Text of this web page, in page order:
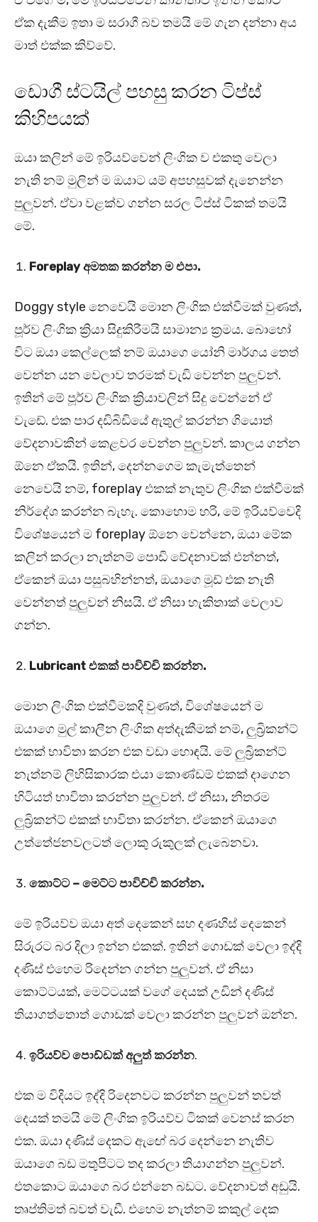
ඒක දැකීම ඉතා ම සරාගී බව තමයි මේ ගැන දන්නා අය
මාත් එක්ක කිව්වේ.
ඩොගී ස්ටයිල් පහසු කරන ටිප්ස්
කිහිපයක්
ඔයා කලින් මේ ඉරියව්වෙන් ලිංගික ව එකතු වෙලා
නැති නම් මුලින් ම ඔයාට යම් අපහසුවක් දැනෙන්න
පුලුවන්. ඒවා වළක්ව ගන්න සරල ටිප්ස් ටිකක් තමයි
මේ.
Foreplay අමතක කරන්න ම එපා.
Doggy style නෙවෙයි මොන ලිංගික එක්වීමක් වුණත්,
පූර්ව ලිංගික ක්‍රියා සිදුකිරීමයි සාමාන්‍ය ක්‍රමය. බොහෝ
විට ඔයා කෙල්ලෙක් නම් ඔයාගෙ යෝනි මාර්ගය තෙත්
වෙන්න යන වෙලාව තරමක් වැඩි වෙන්න පුලුවන්.
ඉතින් මේ පූර්ව ලිංගික ක්‍රියාවලින් සිදු වෙන්නේ ඒ
වැඩේ. එක පාර දඩිබිඩියේ ඇතුල් කරන්න ගියොත්
වේදනාවකින් කෙළවර වෙන්න පුලුවන්. කාලය ගන්න
ඕනෙ ඒකයි. ඉතින්, දෙන්නගෙම කැමැත්තෙන්
නෙවෙයි නම්, foreplay එකක් නැතුව ලිංගික එක්වීමක්
නිර්දේශ කරන්න බැහැ. කොහොම හරි, මේ ඉරියව්වෙදි
විශේෂයෙන් ම foreplay ඕනෙ වෙන්නෙ, ඔයා මේක
කලින් කරලා නැත්නම් පොඩි වේදනාවක් එන්නත්,
ඒකෙන් ඔයා පසුබහින්නත්, ඔයාගෙ මූඩ් එක නැති
වෙන්නත් පුලුවන් නිසයි. ඒ නිසා හැකිතාක් වෙලාව
ගන්න.
Lubricant එකක් පාවිච්චි කරන්න.
මොන ලිංගික එක්වීමකදි වුණත්, විශේෂයෙන් ම
ඔයාගෙ මුල් කාලීන ලිංගික අත්දැකීමක් නම්, ලුබ්‍රිකන්ට්
එකක් භාවිතා කරන එක වඩා හොඳයි. මේ ලුබ්‍රිකන්ට්
නැත්නම් ලිහිසිකාරක එයා කොණ්ඩම් එකක් දාගෙන
හිටියත් භාවිතා කරන්න පුලුවන්. ඒ නිසා, නිතරම
ලුබ්‍රිකන්ට් එකක් භාවිතා කරන්න. ඒකෙන් ඔයාගෙ
උත්තේජනවලටත් ලොකු රුකුලක් ලැබෙනවා.
කොට්ට – මෙට්ට පාවිච්චි කරන්න.
මේ ඉරියව්ව ඔයා අත් දෙකෙන් සහ දණහිස් දෙකෙන්
සිරුරට බර දිලා ඉන්න එකක්. ඉතින් ගොඩක් වෙලා ඉද්දි
දණිස් එහෙම රිදෙන්න ගන්න පුලුවන්. ඒ නිසා
කොට්ටයක්, මෙට්ටයක් වගේ දෙයක් උඩින් දණිස්
තියාගත්තොත් ගොඩක් වෙලා කරන්න පුලුවන් ඔන්න.
ඉරියව්ව පොඩ්ඩක් අලුත් කරන්න.
එක ම විදියට ඉද්දි රිදෙනවට කරන්න පුලුවන් තවත්
දෙයක් තමයි මේ ලිංගික ඉරියව්ව ටිකක් වෙනස් කරන
එක. ඔයා දණිස් දෙකට ඇඟේ බර දෙන්නෙ නැතිව
ඔයාගෙ බඩ මතුපිටට තද කරලා තියාගන්න පුලුවන්.
එතකොට ඔයාගෙ බර එන්නෙ බඩට. වේදනාවත් අඩුයි.
තෘප්තිමත් බවත් වැඩී. එහෙම නැත්නම් කකුල් දෙක